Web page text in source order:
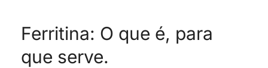
Ferritina: O que é, para
que serve.